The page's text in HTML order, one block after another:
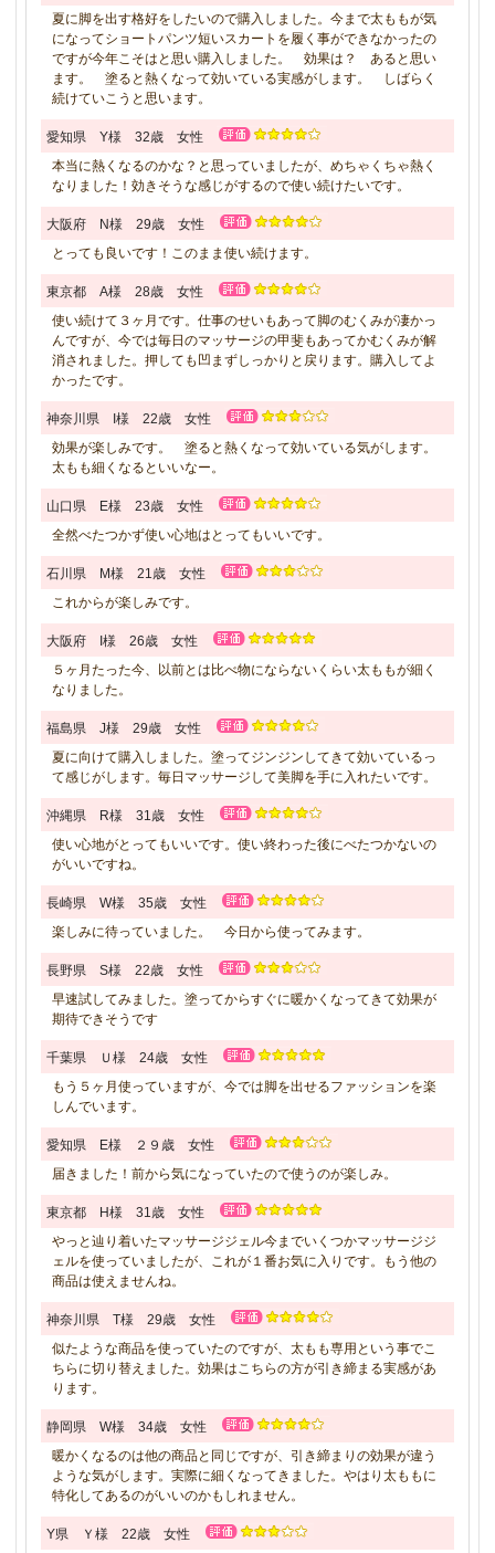
夏に脚を出す格好をしたいので購入しました。今まで太ももが気
になってショートパンツ短いスカートを履く事ができなかったの
ですが今年こそはと思い購入しました。 効果は？ あると思い
ます。 塗ると熱くなって効いている実感がします。 しばらく
続けていこうと思います。
愛知県 Y様 32歳 女性
本当に熱くなるのかな？と思っていましたが、めちゃくちゃ熱く
なりました！効きそうな感じがするので使い続けたいです。
大阪府 N様 29歳 女性
とっても良いです！このまま使い続けます。
東京都 A様 28歳 女性
使い続けて３ヶ月です。仕事のせいもあって脚のむくみが凄かっ
んですが、今では毎日のマッサージの甲斐もあってかむくみが解
消されました。押しても凹まずしっかりと戻ります。購入してよ
かったです。
神奈川県 I様 22歳 女性
効果が楽しみです。 塗ると熱くなって効いている気がします。
太もも細くなるといいなー。
山口県 E様 23歳 女性
全然べたつかず使い心地はとってもいいです。
石川県 M様 21歳 女性
これからが楽しみです。
大阪府 I様 26歳 女性
５ヶ月たった今、以前とは比べ物にならないくらい太ももが細く
なりました。
福島県 J様 29歳 女性
夏に向けて購入しました。塗ってジンジンしてきて効いているっ
て感じがします。毎日マッサージして美脚を手に入れたいです。
沖縄県 R様 31歳 女性
使い心地がとってもいいです。使い終わった後にべたつかないの
がいいですね。
長崎県 W様 35歳 女性
楽しみに待っていました。 今日から使ってみます。
長野県 S様 22歳 女性
早速試してみました。塗ってからすぐに暖かくなってきて効果が
期待できそうです
千葉県 Ｕ様 24歳 女性
もう５ヶ月使っていますが、今では脚を出せるファッションを楽
しんでいます。
愛知県 E様 ２９歳 女性
届きました！前から気になっていたので使うのが楽しみ。
東京都 H様 31歳 女性
やっと辿り着いたマッサージジェル今までいくつかマッサージジ
ェルを使っていましたが、これが１番お気に入りです。もう他の
商品は使えませんね。
神奈川県 T様 29歳 女性
似たような商品を使っていたのですが、太もも専用という事でこ
ちらに切り替えました。効果はこちらの方が引き締まる実感があ
ります。
静岡県 W様 34歳 女性
暖かくなるのは他の商品と同じですが、引き締まりの効果が違う
ような気がします。実際に細くなってきました。やはり太ももに
特化してあるのがいいのかもしれません。
Y県 Ｙ様 22歳 女性